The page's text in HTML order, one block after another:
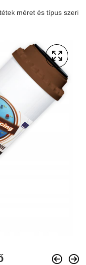
méret és típus szerint